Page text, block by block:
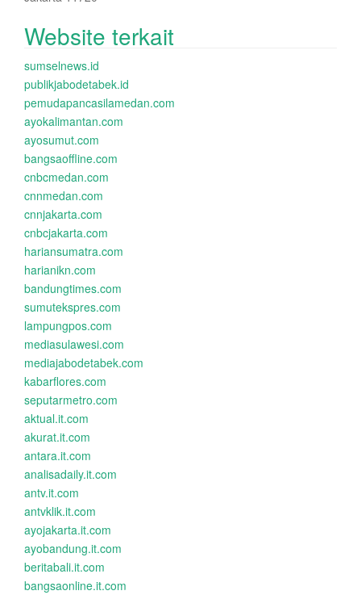
Website terkait
sumselnews.id
publikjabodetabek.id
pemudapancasilamedan.com
ayokalimantan.com
ayosumut.com
bangsaoffline.com
cnbcmedan.com
cnnmedan.com
cnnjakarta.com
cnbcjakarta.com
hariansumatra.com
harianikn.com
bandungtimes.com
sumutekspres.com
lampungpos.com
mediasulawesi.com
mediajabodetabek.com
kabarflores.com
seputarmetro.com
aktual.it.com
akurat.it.com
antara.it.com
analisadaily.it.com
antv.it.com
antvklik.it.com
ayojakarta.it.com
ayobandung.it.com
beritabali.it.com
bangsaonline.it.com